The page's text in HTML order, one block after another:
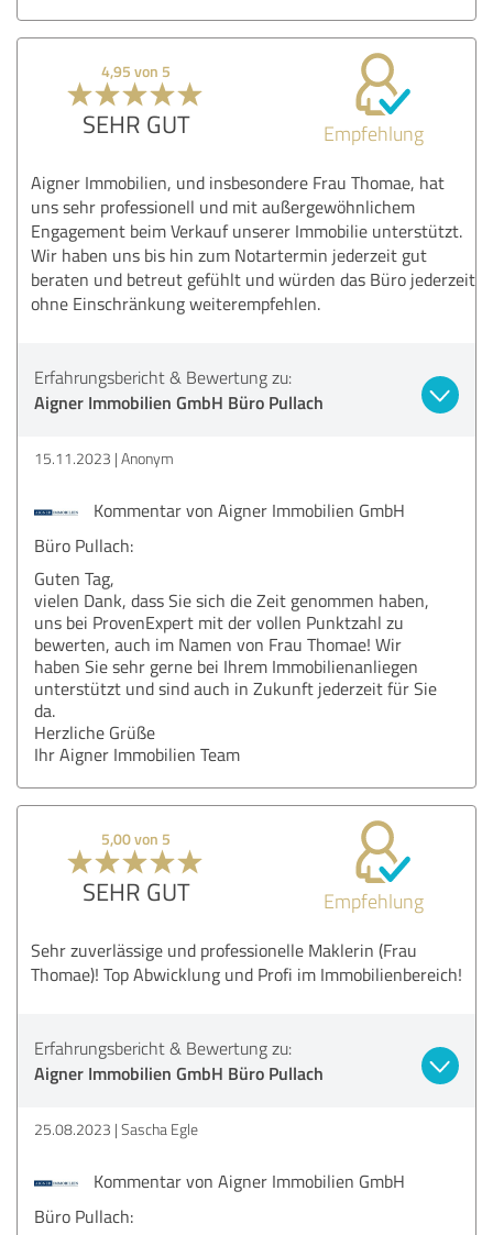
4,95 von 5
SEHR GUT Empfehlung
Aigner Immobilien, und insbesondere Frau Thomae, hat
uns sehr professionell und mit außergewöhnlichem
Engagement beim Verkauf unserer Immobilie unterstützt.
Wir haben uns bis hin zum Notartermin jederzeit gut
beraten und betreut gefühlt und würden das Büro jederzeit
ohne Einschränkung weiterempfehlen.
Erfahrungsbericht & Bewertung zu:
Aigner Immobilien GmbH Büro Pullach
15.11.2023 Anonym
Kommentar von Aigner Immobilien GmbH
Büro Pullach:
Guten Tag,
vielen Dank, dass Sie sich die Zeit genommen haben,
uns bei ProvenExpert mit der vollen Punktzahl zu
bewerten, auch im Namen von Frau Thomae! Wir
haben Sie sehr gerne bei Ihrem Immobilienanliegen
unterstützt und sind auch in Zukunft jederzeit für Sie
da.
Herzliche Grüße
Ihr Aigner Immobilien Team
5,00 von 5
SEHR GUT Empfehlung
Sehr zuverlässige und professionelle Maklerin (Frau
Thomae)! Top Abwicklung und Profi im Immobilienbereich!
Erfahrungsbericht & Bewertung zu:
Aigner Immobilien GmbH Büro Pullach
25.08.2023 Sascha Egle
Kommentar von Aigner Immobilien GmbH
Büro Pullach: